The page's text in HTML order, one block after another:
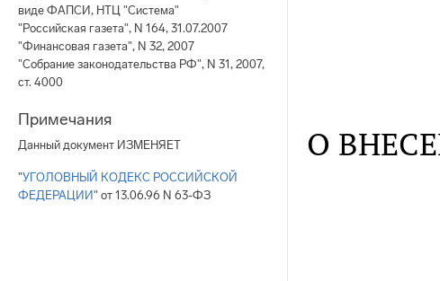
виде ФАПСИ, НТЦ "Система"
"Российская газета", N 164, 31.07.2007
"Финансовая газета", N 32, 2007
"Собрание законодательства РФ", N 31, 2007,
cт. 4000
Примечания
Данный документ ИЗМЕНЯЕТ
"УГОЛОВНЫЙ КОДЕКС РОССИЙСКОЙ
ФЕДЕРАЦИИ" от 13.06.96 N 63-ФЗ
О